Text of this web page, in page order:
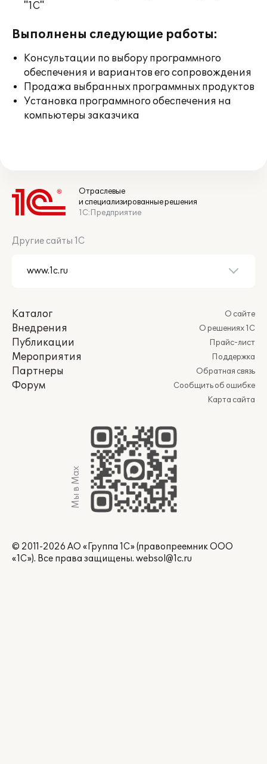
"1С"
Выполнены следующие работы:
Консультации по выбору программного
обеспечения и вариантов его сопровождения
Продажа выбранных программных продуктов
Установка программного обеспечения на
компьютеры заказчика
Отраслевые
и специализированные решения
1С:Предприятие
Другие сайты 1С
Каталог
Внедрения
Публикации
Мероприятия
Партнеры
Форум
О сайте
О решениях 1С
Прайс-лист
Поддержка
Обратная связь
Сообщить об ошибке
Карта сайта
Мы в Max
© 2011-2026 АО «Группа 1С» (правопреемник ООО
«1С»). Все права защищены. websol@1c.ru